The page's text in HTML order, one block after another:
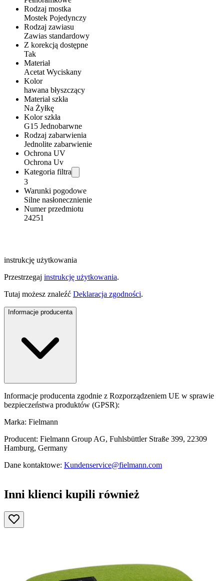
Rodzaj mostka
Mostek Pojedynczy
Rodzaj zawiasu
Zawias standardowy
Z korekcją dostępne
Tak
Materiał
Acetat Wyciskany
Kolor
hawana błyszczący
Materiał szkła
Na Żyłkę
Kolor szkła
G15 Jednobarwne
Rodzaj zabarwienia
Jednolite zabarwienie
Ochrona UV
Ochrona Uv
Kategoria filtra
3
Warunki pogodowe
Silne nasłonecznienie
Numer przedmiotu
24251
instrukcję użytkowania
Przestrzegaj instrukcję użytkowania.
Tutaj możesz znaleźć Deklaracja zgodności.
Informacje producenta
Informacje producenta zgodnie z Rozporządzeniem UE w sprawie
bezpieczeństwa produktów (GPSR):
Marka: Fielmann
Producent: Fielmann Group AG, Fuhlsbüttler Straße 399, 22309
Hamburg, Germany
Dane kontaktowe: Kundenservice@fielmann.com
Inni klienci kupili również